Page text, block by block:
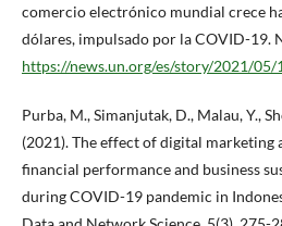
comercio electrónico mundial crece
dólares, impulsado por la COVID-19.
https://news.un.org/es/story/2021/05/
Purba, M., Simanjutak, D., Malau, Y.,
(2021). The effect of digital marketing
financial performance and business
during COVID-19 pandemic in